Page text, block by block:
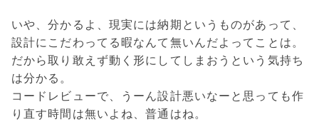
いや、分かるよ、現実には納期というものがあって、
設計にこだわってる暇なんて無いんだよってことは。
だから取り敢えず動く形にしてしまおうという気持ち
は分かる。
コードレビューで、うーん設計悪いなーと思っても作
り直す時間は無いよね、普通はね。